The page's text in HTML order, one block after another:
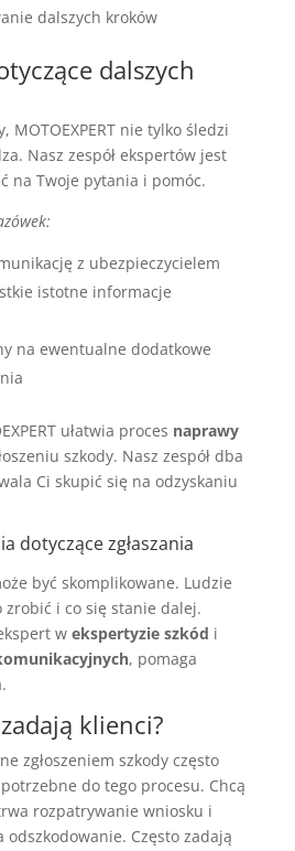
dalszych kroków
dalszych
MOTOEXPERT nie tylko śledzi
Nasz zespół ekspertów jest
na Twoje pytania i pomóc.
z ubezpieczycielem
istotne informacje
na ewentualne dodatkowe
ułatwia proces naprawy
szkody. Nasz zespół dba
Ci skupić się na odzyskaniu
dotyczące zgłaszania
być skomplikowane. Ludzie
zrobić i co się stanie dalej.
w ekspertyzie szkód i
, pomaga
klienci?
zgłoszeniem szkody często
do tego procesu. Chcą
rozpatrywanie wniosku i
odszkodowanie. Często zadają